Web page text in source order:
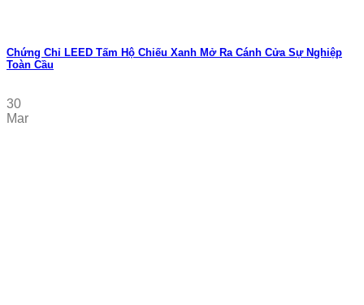
Chứng Chỉ LEED Tấm Hộ Chiếu Xanh Mở Ra Cánh Cửa Sự Nghiệp
Toàn Cầu
30
Mar